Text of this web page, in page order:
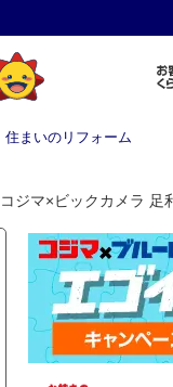
住まいのリフォーム
コジマ×ビックカメラ 足